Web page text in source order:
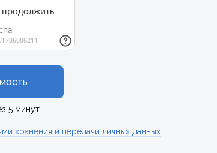
5 минут.
хранения и передачи личных данных.